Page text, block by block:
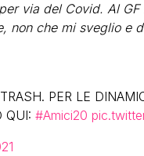
via del Covid. Al
non che mi sveglio e
PER LE
QUI: #Amici20